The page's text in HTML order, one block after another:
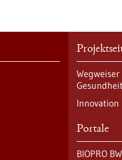
Portale
BIOPRO BW